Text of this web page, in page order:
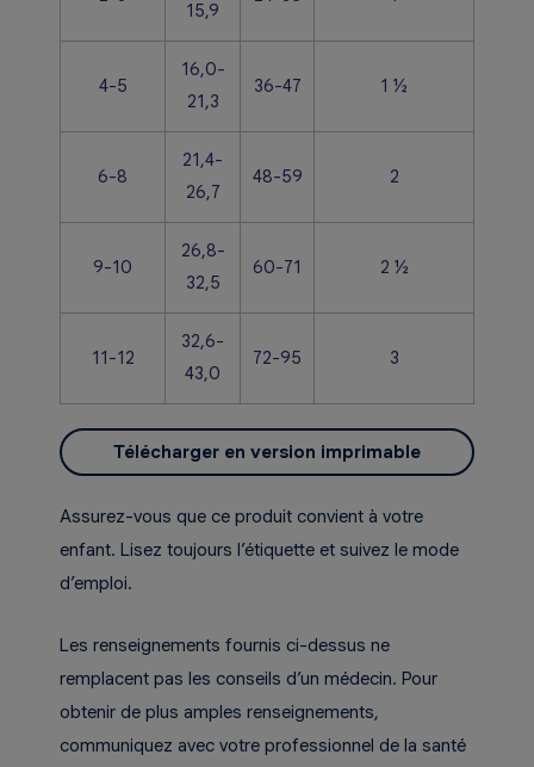
15,9
4-5
16,0-
21,3
36-47 1 ½
6-8
21,4-
26,7
48-59 2
9-10
26,8-
32,5
60-71 2 ½
11-12
32,6-
43,0
72-95 3
Télécharger en version imprimable
Assurez-vous que ce produit convient à votre
enfant. Lisez toujours l’étiquette et suivez le mode
d’emploi.
Les renseignements fournis ci-dessus ne
remplacent pas les conseils d’un médecin. Pour
obtenir de plus amples renseignements,
communiquez avec votre professionnel de la santé